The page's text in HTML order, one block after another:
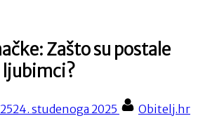
Zašto su postale
24. studenoga 2025 By
Obitelj.hr